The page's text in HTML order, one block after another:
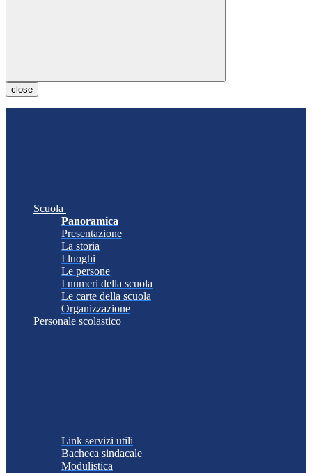
close
Scuola
Panoramica
Presentazione
La storia
I luoghi
Le persone
I numeri della scuola
Le carte della scuola
Organizzazione
Personale scolastico
Link servizi utili
Bacheca sindacale
Modulistica